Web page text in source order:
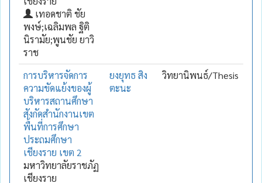
เทอดชาติ ชัย
พงษ์;เฉลิมพล ฐิติ
นิรามัย;พูนชัย ยาวิ
ราช
การบริหารจัดการ
ความขัดแย้งของผู้
บริหารสถานศึกษา
สังกัดสำนักงานเขต
พื้นที่การศึกษา
ประถมศึกษา
เชียงราย เขต 2
มหาวิทยาลัยราชภัฏ
เชียงราย
ยงยุทธ สิง
ตะนะ
วิทยานิพนธ์/Thesis